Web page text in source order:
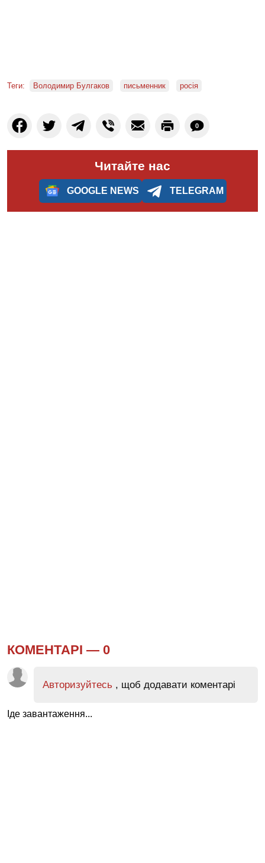
Теги: Володимир Булгаков письменник росія
0
Читайте нас
GOOGLE NEWS TELEGRAM
КОМЕНТАРІ — 0
Авторизуйтесь , щоб додавати коментарі
Іде завантаження...